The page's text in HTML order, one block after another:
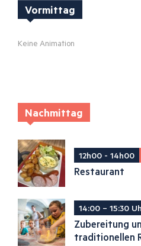
Vormittag
Keine Animation
Nachmittag
12h00 - 14h00
Restaurant
14:00 – 15:30
Zubereitung
traditionellen